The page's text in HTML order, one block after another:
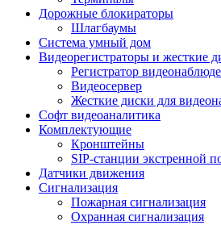
Дорожные блокираторы
Шлагбаумы
Cистема умный дом
Видеорегистраторы и жесткие
Регистратор
Видеосервер
Жесткие диски для
Софт видеоаналитика
Комплектующие
Кронштейны
SIP-станции экстренной
Датчики движения
Сигнализация
Пожарная сигнализация
Охранная сигнализация